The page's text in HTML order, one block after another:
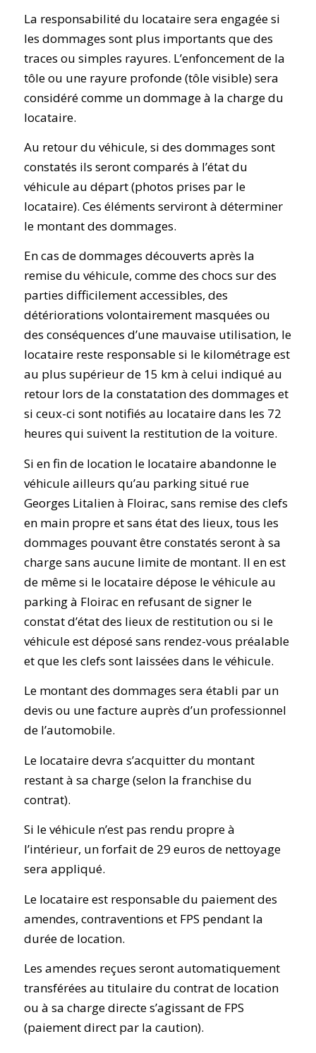
La responsabilité du locataire sera engagée si
les dommages sont plus importants que des
traces ou simples rayures. L’enfoncement de la
tôle ou une rayure profonde (tôle visible) sera
considéré comme un dommage à la charge du
locataire.
Au retour du véhicule, si des dommages sont
constatés ils seront comparés à l’état du
véhicule au départ (photos prises par le
locataire). Ces éléments serviront à déterminer
le montant des dommages.
En cas de dommages découverts après la
remise du véhicule, comme des chocs sur des
parties difficilement accessibles, des
détériorations volontairement masquées ou
des conséquences d’une mauvaise utilisation, le
locataire reste responsable si le kilométrage est
au plus supérieur de 15 km à celui indiqué au
retour lors de la constatation des dommages et
si ceux-ci sont notifiés au locataire dans les 72
heures qui suivent la restitution de la voiture.
Si en fin de location le locataire abandonne le
véhicule ailleurs qu’au parking situé rue
Georges Litalien à Floirac, sans remise des clefs
en main propre et sans état des lieux, tous les
dommages pouvant être constatés seront à sa
charge sans aucune limite de montant. Il en est
de même si le locataire dépose le véhicule au
parking à Floirac en refusant de signer le
constat d’état des lieux de restitution ou si le
véhicule est déposé sans rendez-vous préalable
et que les clefs sont laissées dans le véhicule.
Le montant des dommages sera établi par un
devis ou une facture auprès d’un professionnel
de l’automobile.
Le locataire devra s’acquitter du montant
restant à sa charge (selon la franchise du
contrat).
Si le véhicule n’est pas rendu propre à
l’intérieur, un forfait de 29 euros de nettoyage
sera appliqué.
Le locataire est responsable du paiement des
amendes, contraventions et FPS pendant la
durée de location.
Les amendes reçues seront automatiquement
transférées au titulaire du contrat de location
ou à sa charge directe s’agissant de FPS
(paiement direct par la caution).